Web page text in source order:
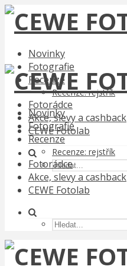
Novinky
Fotografie
Recenze
Recenze: rejstřík
Fotorádce
Akce, slevy a cashback
CEWE Fotolab
Novinky
Fotografie
Recenze
Recenze: rejstřík
Fotorádce
Akce, slevy a cashback
CEWE Fotolab